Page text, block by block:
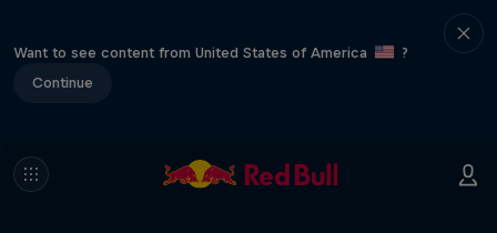
Want to see content from United States of America
?
Continue